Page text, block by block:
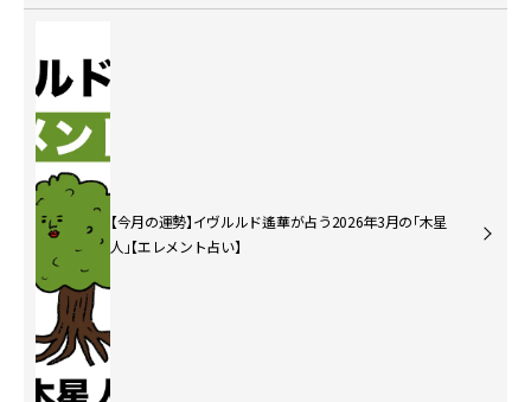
【今月の運勢】イヴルルド遙華が占う2026年3月の「木星
人」【エレメント占い】